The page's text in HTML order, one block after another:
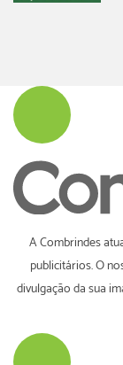
A Combrindes
publicitários. O
divulgação da sua